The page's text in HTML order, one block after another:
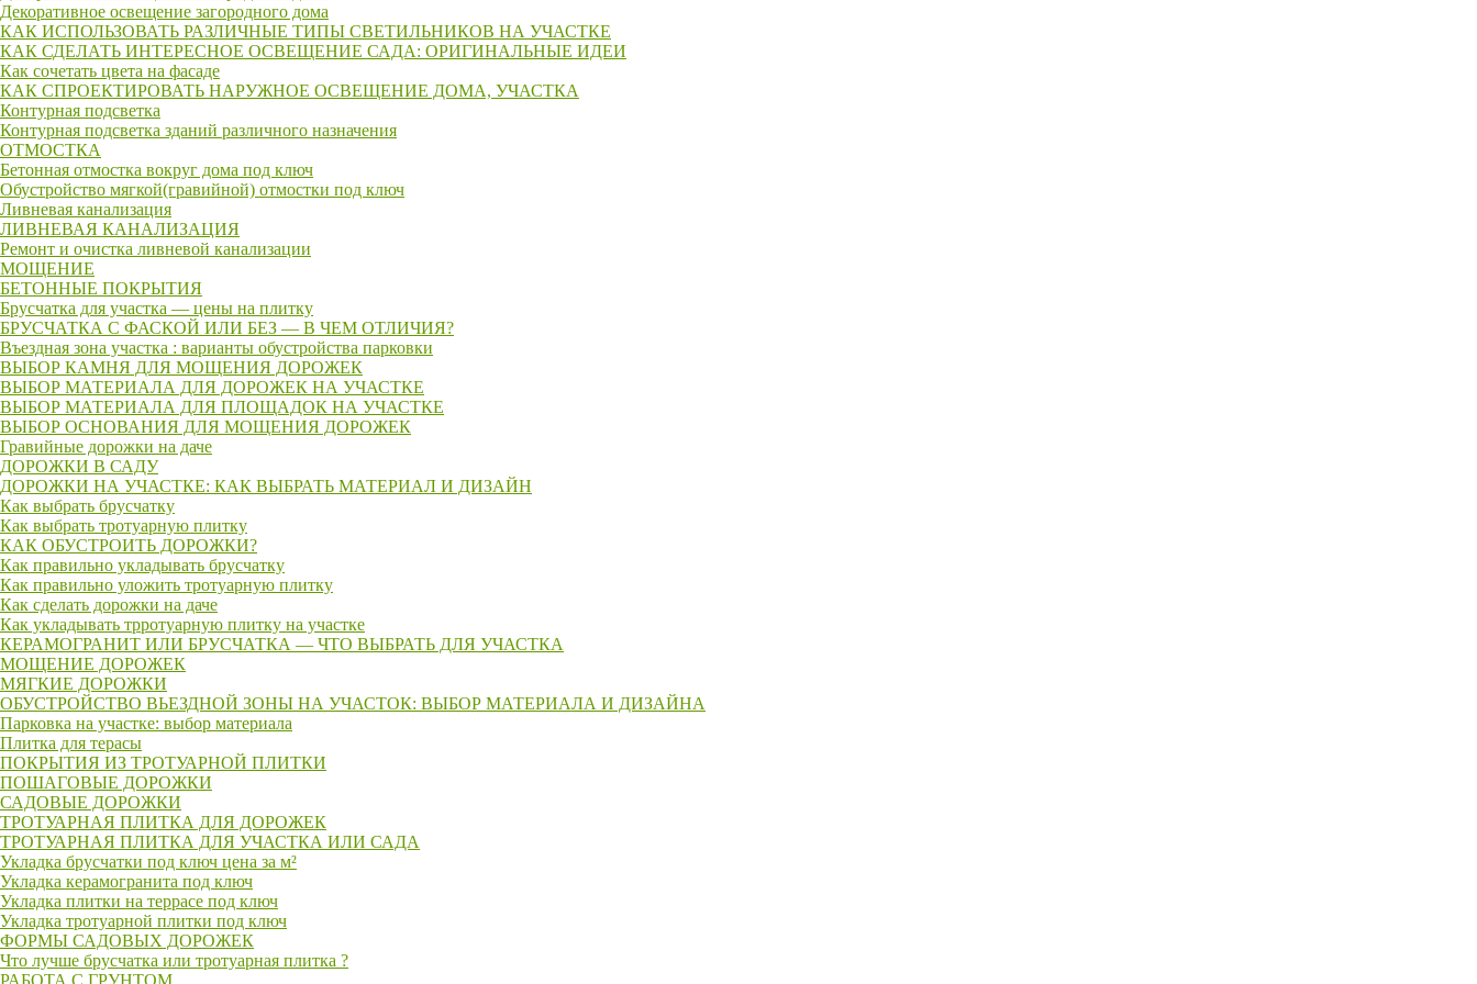
Декоративное освещение загородного дома
КАК ИСПОЛЬЗОВАТЬ РАЗЛИЧНЫЕ ТИПЫ СВЕТИЛЬНИКОВ НА УЧАСТКЕ
КАК СДЕЛАТЬ ИНТЕРЕСНОЕ ОСВЕЩЕНИЕ САДА: ОРИГИНАЛЬНЫЕ ИДЕИ
Как сочетать цвета на фасаде
КАК СПРОЕКТИРОВАТЬ НАРУЖНОЕ ОСВЕЩЕНИЕ ДОМА, УЧАСТКА
Контурная подсветка
Контурная подсветка зданий различного назначения
ОТМОСТКА
Бетонная отмостка вокруг дома под ключ
Обустройство мягкой(гравийной) отмостки под ключ
Ливневая канализация
ЛИВНЕВАЯ КАНАЛИЗАЦИЯ
Ремонт и очистка ливневой канализации
МОЩЕНИЕ
БЕТОННЫЕ ПОКРЫТИЯ
Брусчатка для участка — цены на плитку
БРУСЧАТКА С ФАСКОЙ ИЛИ БЕЗ — В ЧЕМ ОТЛИЧИЯ?
Въездная зона участка : варианты обустройства парковки
ВЫБОР КАМНЯ ДЛЯ МОЩЕНИЯ ДОРОЖЕК
ВЫБОР МАТЕРИАЛА ДЛЯ ДОРОЖЕК НА УЧАСТКЕ
ВЫБОР МАТЕРИАЛА ДЛЯ ПЛОЩАДОК НА УЧАСТКЕ
ВЫБОР ОСНОВАНИЯ ДЛЯ МОЩЕНИЯ ДОРОЖЕК
Гравийные дорожки на даче
ДОРОЖКИ В САДУ
ДОРОЖКИ НА УЧАСТКЕ: КАК ВЫБРАТЬ МАТЕРИАЛ И ДИЗАЙН
Как выбрать брусчатку
Как выбрать тротуарную плитку
КАК ОБУСТРОИТЬ ДОРОЖКИ?
Как правильно укладывать брусчатку
Как правильно уложить тротуарную плитку
Как сделать дорожки на даче
Как укладывать трротуарную плитку на участке
КЕРАМОГРАНИТ ИЛИ БРУСЧАТКА — ЧТО ВЫБРАТЬ ДЛЯ УЧАСТКА
МОЩЕНИЕ ДОРОЖЕК
МЯГКИЕ ДОРОЖКИ
ОБУСТРОЙСТВО ВЬЕЗДНОЙ ЗОНЫ НА УЧАСТОК: ВЫБОР МАТЕРИАЛА И ДИЗАЙНА
Парковка на участке: выбор материала
Плитка для терасы
ПОКРЫТИЯ ИЗ ТРОТУАРНОЙ ПЛИТКИ
ПОШАГОВЫЕ ДОРОЖКИ
САДОВЫЕ ДОРОЖКИ
ТРОТУАРНАЯ ПЛИТКА ДЛЯ ДОРОЖЕК
ТРОТУАРНАЯ ПЛИТКА ДЛЯ УЧАСТКА ИЛИ САДА
Укладка брусчатки под ключ цена за м²
Укладка керамогранита под ключ
Укладка плитки на террасе под ключ
Укладка тротуарной плитки под ключ
ФОРМЫ САДОВЫХ ДОРОЖЕК
Что лучше брусчатка или тротуарная плитка ?
РАБОТА С ГРУНТОМ